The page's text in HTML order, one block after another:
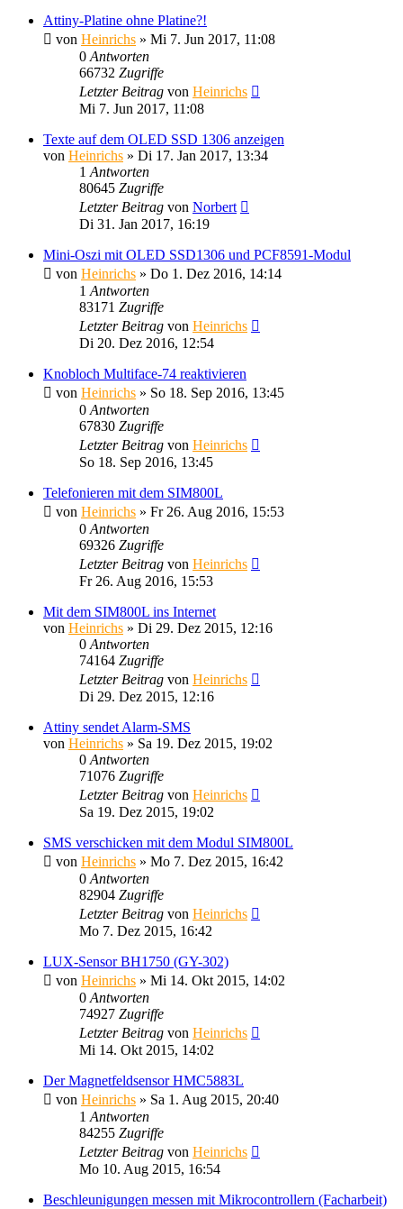
Attiny-Platine ohne Platine?!
von Heinrichs » Mi 7. Jun 2017, 11:08
0 Antworten
66732 Zugriffe
Letzter Beitrag von Heinrichs
Mi 7. Jun 2017, 11:08
Texte auf dem OLED SSD 1306 anzeigen
von Heinrichs » Di 17. Jan 2017, 13:34
1 Antworten
80645 Zugriffe
Letzter Beitrag von Norbert
Di 31. Jan 2017, 16:19
Mini-Oszi mit OLED SSD1306 und PCF8591-Modul
von Heinrichs » Do 1. Dez 2016, 14:14
1 Antworten
83171 Zugriffe
Letzter Beitrag von Heinrichs
Di 20. Dez 2016, 12:54
Knobloch Multiface-74 reaktivieren
von Heinrichs » So 18. Sep 2016, 13:45
0 Antworten
67830 Zugriffe
Letzter Beitrag von Heinrichs
So 18. Sep 2016, 13:45
Telefonieren mit dem SIM800L
von Heinrichs » Fr 26. Aug 2016, 15:53
0 Antworten
69326 Zugriffe
Letzter Beitrag von Heinrichs
Fr 26. Aug 2016, 15:53
Mit dem SIM800L ins Internet
von Heinrichs » Di 29. Dez 2015, 12:16
0 Antworten
74164 Zugriffe
Letzter Beitrag von Heinrichs
Di 29. Dez 2015, 12:16
Attiny sendet Alarm-SMS
von Heinrichs » Sa 19. Dez 2015, 19:02
0 Antworten
71076 Zugriffe
Letzter Beitrag von Heinrichs
Sa 19. Dez 2015, 19:02
SMS verschicken mit dem Modul SIM800L
von Heinrichs » Mo 7. Dez 2015, 16:42
0 Antworten
82904 Zugriffe
Letzter Beitrag von Heinrichs
Mo 7. Dez 2015, 16:42
LUX-Sensor BH1750 (GY-302)
von Heinrichs » Mi 14. Okt 2015, 14:02
0 Antworten
74927 Zugriffe
Letzter Beitrag von Heinrichs
Mi 14. Okt 2015, 14:02
Der Magnetfeldsensor HMC5883L
von Heinrichs » Sa 1. Aug 2015, 20:40
1 Antworten
84255 Zugriffe
Letzter Beitrag von Heinrichs
Mo 10. Aug 2015, 16:54
Beschleunigungen messen mit Mikrocontrollern (Facharbeit)